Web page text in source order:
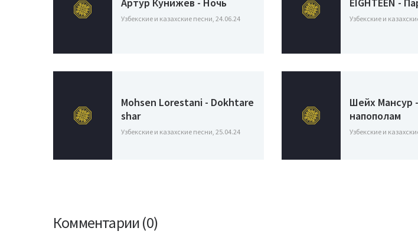
Узбекские и казахские песни, 24.06.24 Узбекские и
Mohsen Lorestani - Dokhtare
shar
Узбекские и казахские песни, 25.04.24
Шейх Мансур
напополам
Узбекские и
Комментарии (0)